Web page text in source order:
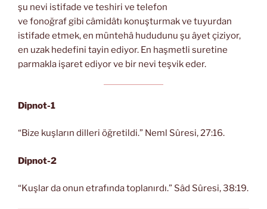
şu nevi istifade ve teshiri ve telefon
ve fonoğraf gibi câmidâtı konuşturmak ve tuyurdan
istifade etmek, en müntehâ hududunu şu âyet çiziyor,
en uzak hedefini tayin ediyor. En haşmetli suretine
parmakla işaret ediyor ve bir nevi teşvik eder.
Dipnot-1
“Bize kuşların dilleri öğretildi.” Neml Sûresi, 27:16.
Dipnot-2
“Kuşlar da onun etrafında toplanırdı.” Sâd Sûresi, 38:19.